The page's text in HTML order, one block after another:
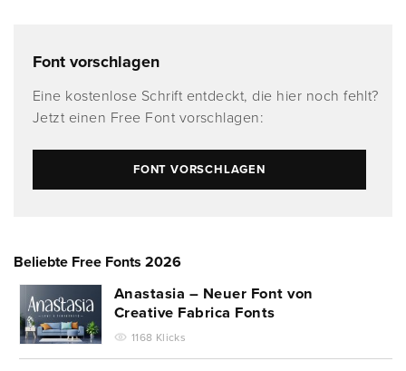
Font vorschlagen
Eine kostenlose Schrift entdeckt, die hier noch fehlt?
Jetzt einen Free Font vorschlagen:
FONT VORSCHLAGEN
Beliebte Free Fonts 2026
Anastasia – Neuer Font von
Creative Fabrica Fonts
1168 Klicks